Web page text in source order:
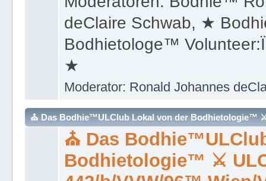
★
Moderator: Ronald Johannes
⛪ Das Bodhie™ULClub Lokal von der Bodhietologie™
Österreich/Austria-EU
⛪ Das
Bodhietologie™ ⚔
442/b/VVW/96™ Wien/
Österreich/Austria-EU
⚔ Stell dir vor, du betrittst